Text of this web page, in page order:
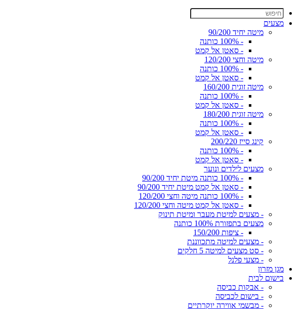
מצעים
מיטה יחיד 90/200
- 100% כותנה
- סאטן אל קמט
מיטה וחצי 120/200
- 100% כותנה
- סאטן אל קמט
מיטה זוגית 160/200
- 100% כותנה
- סאטן אל קמט
מיטה זוגית 180/200
- 100% כותנה
- סאטן אל קמט
קינג סייז 200/220
- 100% כותנה
- סאטן אל קמט
מצעים לילדים ונוער
- 100% כותנה מיטת יחיד 90/200
- סאטן אל קמט מיטת יחיד 90/200
- 100% כותנה מיטה וחצי 120/200
- סאטן אל קמט מיטה וחצי 120/200
- מצעים למיטת מעבר ומיטת תינוק
מצעים בתפזורת 100% כותנה
- ציפות 150/200
- מצעים למיטה מתכווננת
- סט מצעים למיטה 5 חלקים
- מצעי פלנל
מגן מזרון
בישום לבית
- אבקות כביסה
- בישום לכביסה
- מבשמי אווירה יוקרתיים